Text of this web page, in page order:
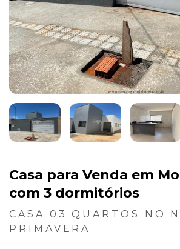
Casa para Venda em
com 3 dormitórios
CASA 03 QUARTOS NO
PRIMAVERA